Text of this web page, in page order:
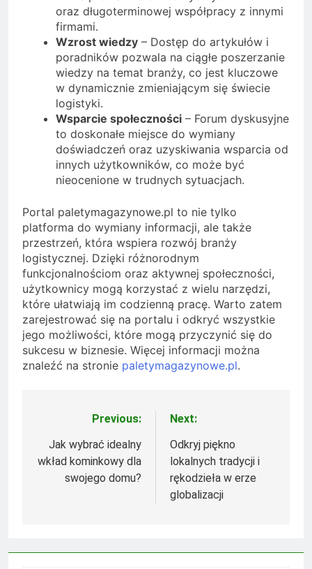
oraz długoterminowej współpracy z innymi
firmami.
Wzrost wiedzy – Dostęp do artykułów i
poradników pozwala na ciągłe poszerzanie
wiedzy na temat branży, co jest kluczowe
w dynamicznie zmieniającym się świecie
logistyki.
Wsparcie społeczności – Forum dyskusyjne
to doskonałe miejsce do wymiany
doświadczeń oraz uzyskiwania wsparcia od
innych użytkowników, co może być
nieocenione w trudnych sytuacjach.
Portal paletymagazynowe.pl to nie tylko
platforma do wymiany informacji, ale także
przestrzeń, która wspiera rozwój branży
logistycznej. Dzięki różnorodnym
funkcjonalnościom oraz aktywnej społeczności,
użytkownicy mogą korzystać z wielu narzędzi,
które ułatwiają im codzienną pracę. Warto zatem
zarejestrować się na portalu i odkryć wszystkie
jego możliwości, które mogą przyczynić się do
sukcesu w biznesie. Więcej informacji można
znaleźć na stronie paletymagazynowe.pl.
Nawigacja
wpisu
Previous:
Jak wybrać idealny
wkład kominkowy dla
swojego domu?
Next:
Odkryj piękno
lokalnych tradycji i
rękodzieła w erze
globalizacji